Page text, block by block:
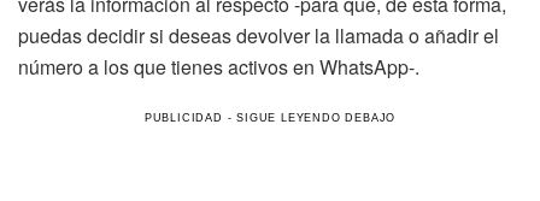
puedas decidir si deseas devolver la llamada o añadir el
número a los que tienes activos en WhatsApp-.